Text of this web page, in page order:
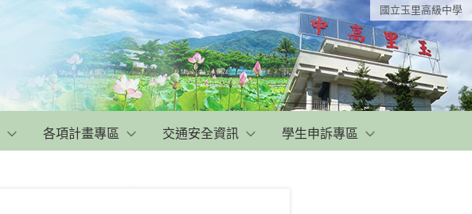
國立玉里高級中學
各項計畫專區 交通安全資訊 學生申訴專區